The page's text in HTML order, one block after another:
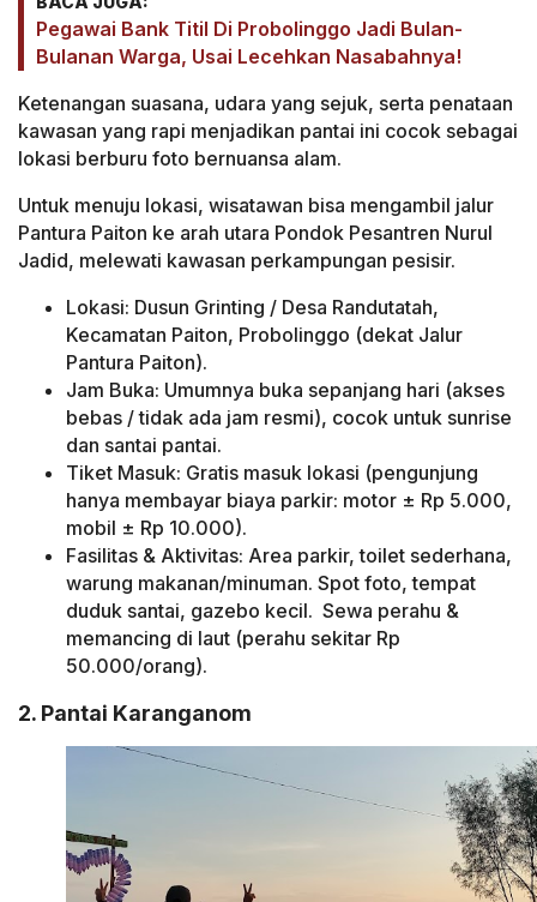
Pegawai Bank Titil Di Probolinggo Jadi Bulan-
Bulanan Warga, Usai Lecehkan Nasabahnya!
Ketenangan suasana, udara yang sejuk, serta penataan
kawasan yang rapi menjadikan pantai ini cocok sebagai
lokasi berburu foto bernuansa alam.
Untuk menuju lokasi, wisatawan bisa mengambil jalur
Pantura Paiton ke arah utara Pondok Pesantren Nurul
Jadid, melewati kawasan perkampungan pesisir.
Lokasi: Dusun Grinting / Desa Randutatah,
Kecamatan Paiton, Probolinggo (dekat Jalur
Pantura Paiton).
Jam Buka: Umumnya buka sepanjang hari (akses
bebas / tidak ada jam resmi), cocok untuk sunrise
dan santai pantai.
Tiket Masuk: Gratis masuk lokasi (pengunjung
hanya membayar biaya parkir: motor ± Rp 5.000,
mobil ± Rp 10.000).
Fasilitas & Aktivitas: Area parkir, toilet sederhana,
warung makanan/minuman. Spot foto, tempat
duduk santai, gazebo kecil. Sewa perahu &
memancing di laut (perahu sekitar Rp
50.000/orang).
2. Pantai Karanganom